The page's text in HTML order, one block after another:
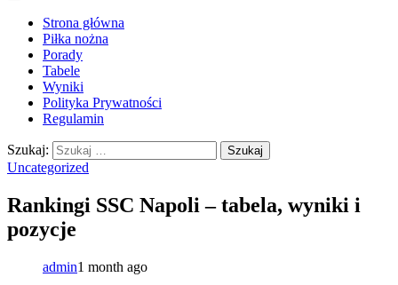
Strona główna
Piłka nożna
Porady
Tabele
Wyniki
Polityka Prywatności
Regulamin
Szukaj:
Uncategorized
Rankingi SSC Napoli – tabela, wyniki i
pozycje
admin1 month ago